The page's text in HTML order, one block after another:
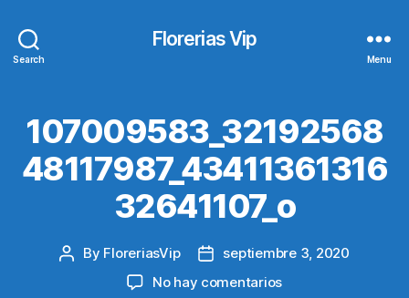
Search
Florerias Vip
Menu
107009583_32192568
48117987_43411361316
32641107_o
Post
By FloreriasVip
Postseptiembre 3, 2020
No hay comentariosen